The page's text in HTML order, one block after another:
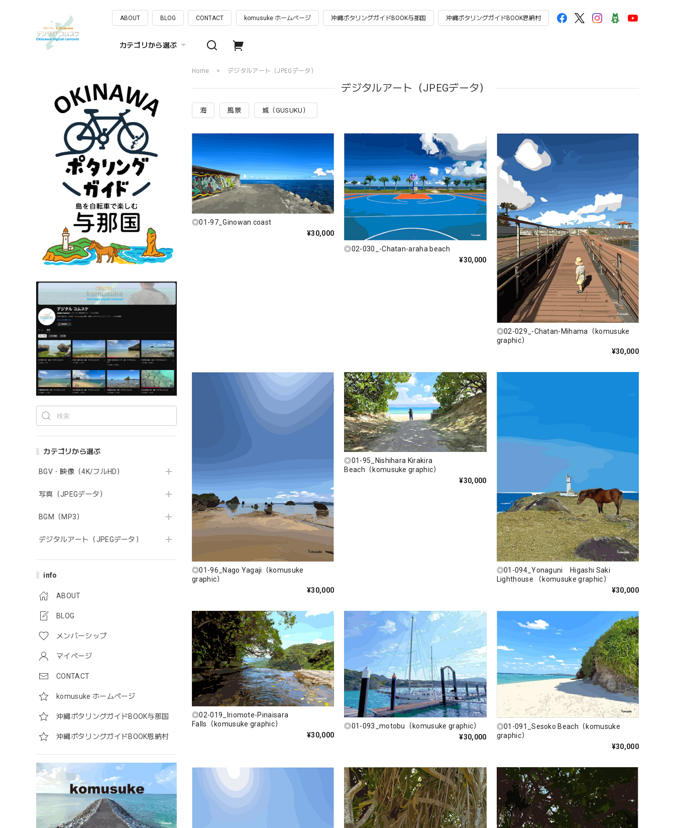
ABOUT BLOG CONTACT komusuke ホームページ 沖縄ポタリングガイドBOOK与那国 沖縄ポタリングガイドBOOK恩納村
カテゴリから選ぶ
カテゴリから選ぶ
BGV・映像（4K/フルHD）
写真（JPEGデータ）
BGM（MP3）
デジタルアート（JPEGデータ）
info
ABOUT
BLOG
メンバーシップ
マイページ
CONTACT
komusuke ホームページ
沖縄ポタリングガイドBOOK与那国
沖縄ポタリングガイドBOOK恩納村
Home デジタルアート（JPEGデータ）
デジタルアート（JPEGデータ）
海 風景 城（GUSUKU）
◎01-97_Ginowan coast
¥30,000
◎02-030_-Chatan-araha beach
¥30,000
◎02-029_-Chatan-Mihama（komusuke
graphic）
¥30,000
◎01-96_Nago Yagaji（komusuke
graphic）
¥30,000
◎01-95_Nishihara Kirakira
Beach（komusuke graphic）
¥30,000
◎01-094_Yonaguni Higashi Saki
Lighthouse （komusuke graphic）
¥30,000
◎02-019_Iriomote-Pinaisara
Falls（komusuke graphic）
¥30,000
◎01-093_motobu（komusuke graphic）
¥30,000
◎01-091_Sesoko Beach（komusuke
graphic）
¥30,000